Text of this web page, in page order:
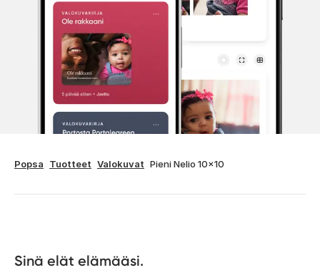
Popsa Tuotteet Valokuvat Pieni Nelio 10x10
Sinä elät elämääsi.